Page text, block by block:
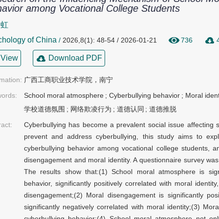
among Vocational College Students
of China / 2026,8(1): 48-54 / 2026-01-21 736
View Download PDF
广西工商职业技术学院，南宁
School moral atmosphere ; Cyberbullying behavior ; Moral
学校道德氛围 ; 网络欺凌行为 ; 道德认同 ;道德推脱
Cyberbullying has become a prevalent social issue affecting
prevent and address cyberbullying, this study aims to
cyberbullying behavior among vocational college students,
disengagement and moral identity. A questionnaire survey
The results show that:(1) School moral atmosphere is
behavior, significantly positively correlated with moral
disengagement;(2) Moral disengagement is significantly
significantly negatively correlated with moral identity;(3)